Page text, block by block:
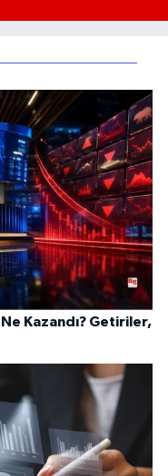
Kazandı? Getiriler,